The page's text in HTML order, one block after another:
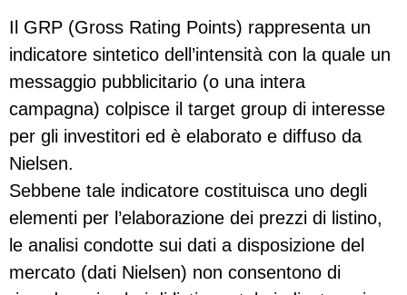
Il GRP (Gross Rating Points) rappresenta un
indicatore sintetico dell’intensità con la quale un
messaggio pubblicitario (o una intera
campagna) colpisce il target group di interesse
per gli investitori ed è elaborato e diffuso da
Nielsen.
Sebbene tale indicatore costituisca uno degli
elementi per l’elaborazione dei prezzi di listino,
le analisi condotte sui dati a disposizione del
mercato (dati Nielsen) non consentono di